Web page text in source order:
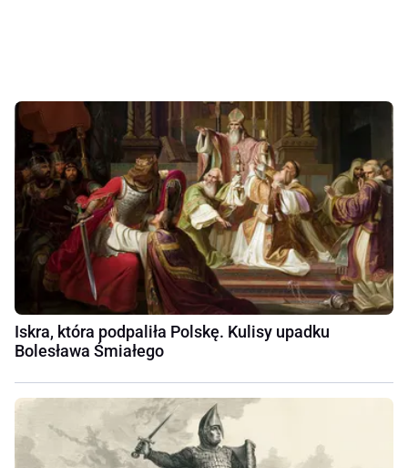
Iskra, która podpaliła Polskę. Kulisy upadku
Bolesława Śmiałego